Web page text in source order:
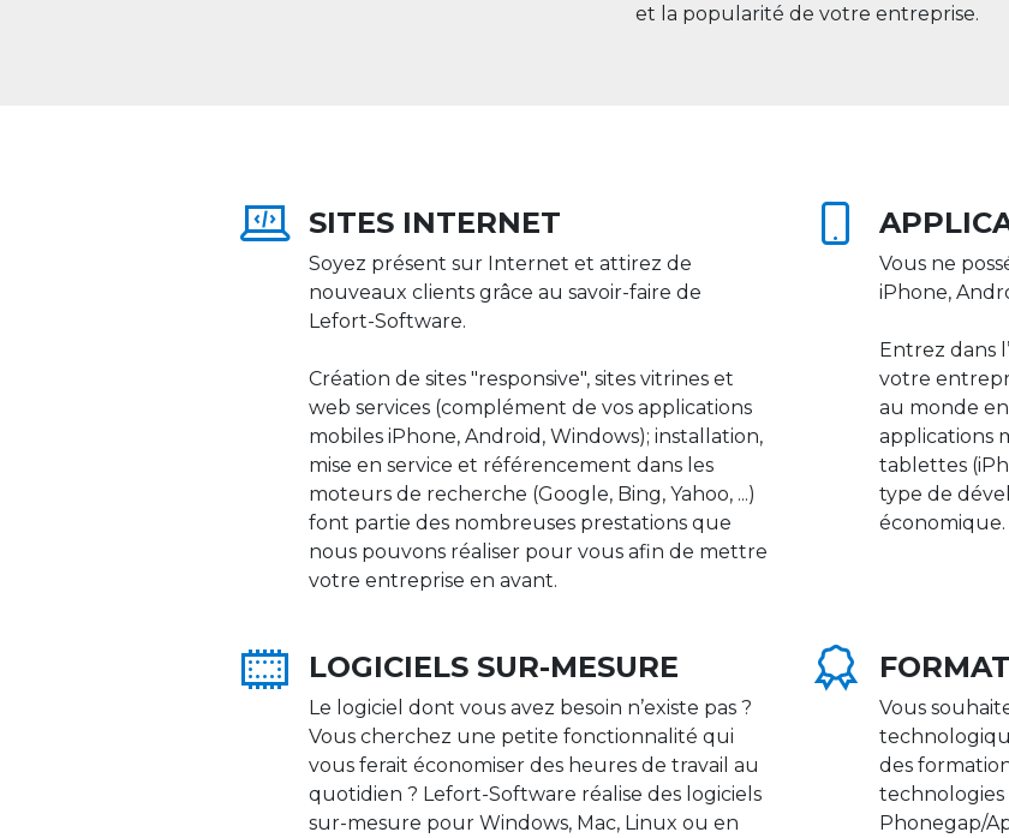
et la popularité de votre entreprise.
SITES INTERNET
Soyez présent sur Internet et attirez de
nouveaux clients grâce au savoir-faire de
Lefort-Software.
Création de sites "responsive", sites vitrines et
web services (complément de vos applications
mobiles iPhone, Android, Windows); installation,
mise en service et référencement dans les
moteurs de recherche (Google, Bing, Yahoo, ...)
font partie des nombreuses prestations que
nous pouvons réaliser pour vous afin de mettre
votre entreprise en avant.
Vous ne
iPhone,
Entrez dans
votre
au monde
applications
tablettes
type de
économique.
LOGICIELS SUR-MESURE
Le logiciel dont vous avez besoin n’existe pas ?
Vous cherchez une petite fonctionnalité qui
vous ferait économiser des heures de travail au
quotidien ? Lefort-Software réalise des logiciels
sur-mesure pour Windows, Mac, Linux ou en
Vous
des
technologies
Phonegap/